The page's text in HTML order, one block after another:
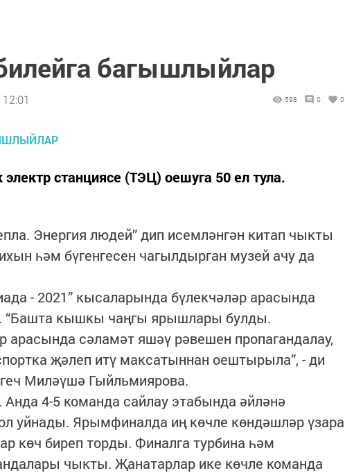
багышлыйлар
598 0 0
станциясе (ТЭЦ) оешуга 50 ел тула.
Энергия людей” дип исемләнгән китап чыкты
һәм бүгенгесен чагылдырган музей ачу да
- 2021” кысаларында бүлекчәләр арасында
“Башта кышкы чаңгы ярышлары булды.
арасында сәламәт яшәү рәвешен пропагандалау,
җәлеп итү максатыннан оештырыла”, - ди
Миләүшә Гыйльмиярова.
4-5 команда сайлау этабында әйләнә
уйнады. Ярымфиналда иң көчле көндәшләр үзара
көч биреп торды. Финалга турбина һәм
чыкты. Җанатарлар ике көчле команда